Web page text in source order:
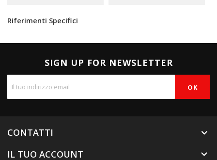
Riferimenti Specifici
SIGN UP FOR NEWSLETTER
CONTATTI
IL TUO ACCOUNT
